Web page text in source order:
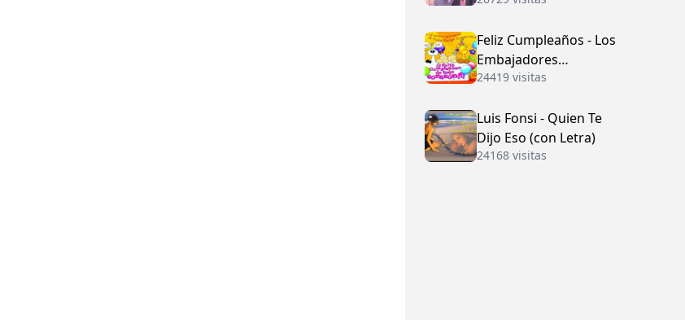
Feliz Cumpleaños - Los
Embajadores
Vallenatos (con Letra)
24419 visitas
Luis Fonsi - Quien Te
Dijo Eso (con Letra)
24168 visitas